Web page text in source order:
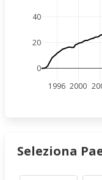
1996 2000
0
20
40
Seleziona